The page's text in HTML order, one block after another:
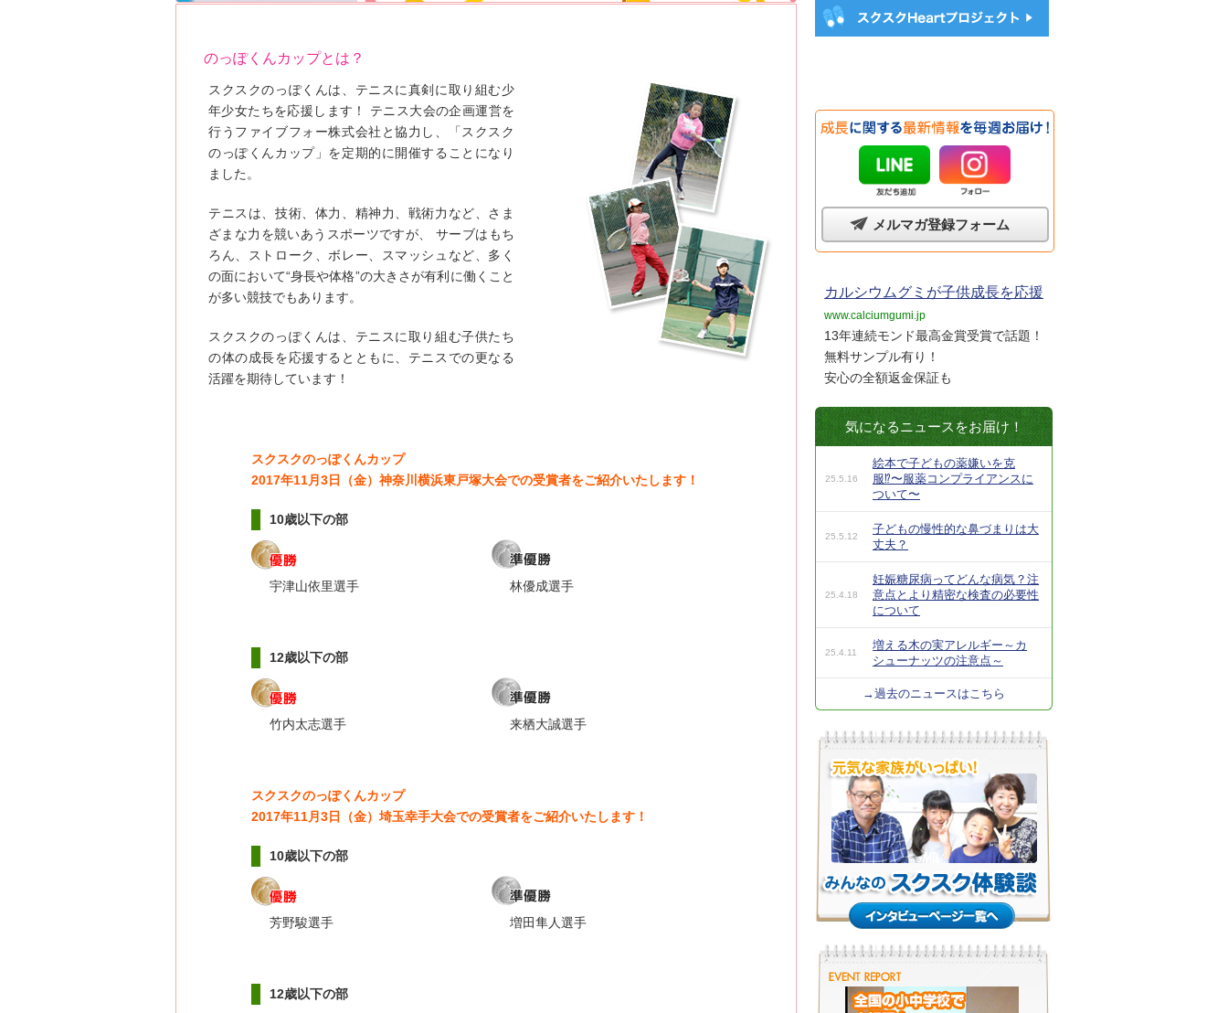
のっぽくんカップとは？
スクスクのっぽくんは、テニスに真剣に取り組む少
年少女たちを応援します！ テニス大会の企画運営を
行うファイブフォー株式会社と協力し、「スクスク
のっぽくんカップ」を定期的に開催することになり
ました。
テニスは、技術、体力、精神力、戦術力など、さま
ざまな力を競いあうスポーツですが、 サーブはもち
ろん、ストローク、ボレー、スマッシュなど、多く
の面において“身長や体格”の大きさが有利に働くこと
が多い競技でもあります。
スクスクのっぽくんは、テニスに取り組む子供たち
の体の成長を応援するとともに、テニスでの更なる
活躍を期待しています！
スクスクのっぽくんカップ
2017年11月3日（金）神奈川横浜東戸塚大会での受賞者をご紹介いたします！
10歳以下の部
宇津山依里選手 林優成選手
12歳以下の部
竹内太志選手 来栖大誠選手
スクスクのっぽくんカップ
2017年11月3日（金）埼玉幸手大会での受賞者をご紹介いたします！
10歳以下の部
芳野駿選手 増田隼人選手
12歳以下の部
メルマガ登録フォーム
カルシウムグミが子供成長を応援
www.calciumgumi.jp
13年連続モンド最高金賞受賞で話題！
無料サンプル有り！
安心の全額返金保証も
気になるニュースをお届け！
25.5.16
絵本で子どもの薬嫌いを克
服⁉︎〜服薬コンプライアンスに
ついて〜
25.5.12
子どもの慢性的な鼻づまりは大
丈夫？
25.4.18
妊娠糖尿病ってどんな病気？注
意点とより精密な検査の必要性
について
25.4.11
増える木の実アレルギー～カ
シューナッツの注意点～
→過去のニュースはこちら